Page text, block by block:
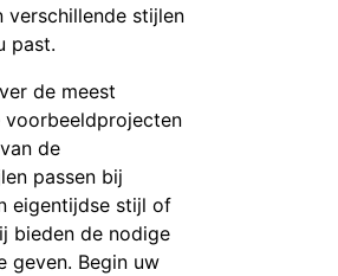
verschillende stijlen
past.
de meest
de
passen bij
eigentijdse stijl of
bieden de nodige
geven. Begin uw